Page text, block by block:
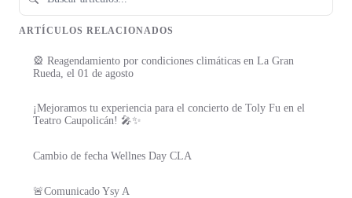
ARTÍCULOS RELACIONADOS
🎡 Reagendamiento por condiciones climáticas en La Gran
Rueda, el 01 de agosto
¡Mejoramos tu experiencia para el concierto de Toly Fu en el
Teatro Caupolicán! 🎤✨
Cambio de fecha Wellnes Day CLA
🚨Comunicado Ysy A